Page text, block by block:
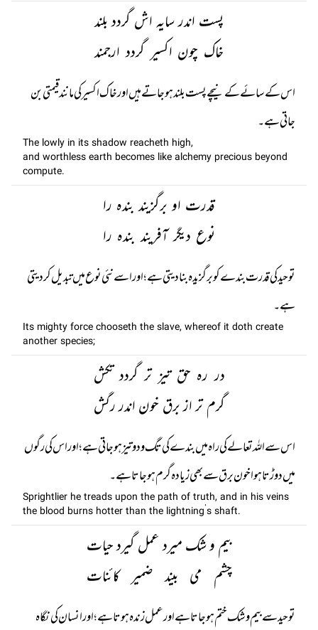
پست اندر سایہ اش گردد بلند
خاک چون اکسیر گردد ارجمند
اس کے سائے کے نیچے پست بلند ہو جاتے ہیں اور خاک اکسیر کی مانند قیمتی بن
جاتی ہے۔
The lowly in its shadow reacheth high,
and worthless earth becomes like alchemy precious beyond
compute.
قدرت او برگزیند بندہ را
نوع دیگر آفریند بندہ را
توحید کی قدرت بندے کو برگزیدہ بنا دیتی ہے؛ اور اسے نئی نوع میں تبدیل کر دیتی
ہے۔
Its mighty force chooseth the slave, whereof it doth create
another species;
در رہ حق تیز تر گردد تکش
گرم تر از برق خون اندر رگش
اس سے اللہ تعالے کی راہ میں بندے کی تگ و دو تیز ہو جاتی ہے؛ اور اس کی رگوں
میں دوڑتا ہوا خون برق سے بھی زیادہ گرم ہو جاتا ہے۔
Sprightlier he treads upon the path of truth, and in his veins
the blood burns hotter than the lightning’s shaft.
بیم و شک میرد عمل گیرد حیات
چشم می بیند ضمیر کائنات
توحید سے بیم و شک ختم ہو جاتا ہے اور عمل زندہ ہوتا ہے؛ اور انسان کی نگاہ